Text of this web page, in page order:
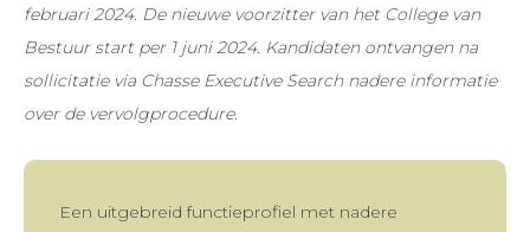
februari 2024. De nieuwe voorzitter van het College van
Bestuur start per 1 juni 2024. Kandidaten ontvangen na
sollicitatie via Chasse Executive Search nadere informatie
over de vervolgprocedure.
Een uitgebreid functieprofiel met nadere